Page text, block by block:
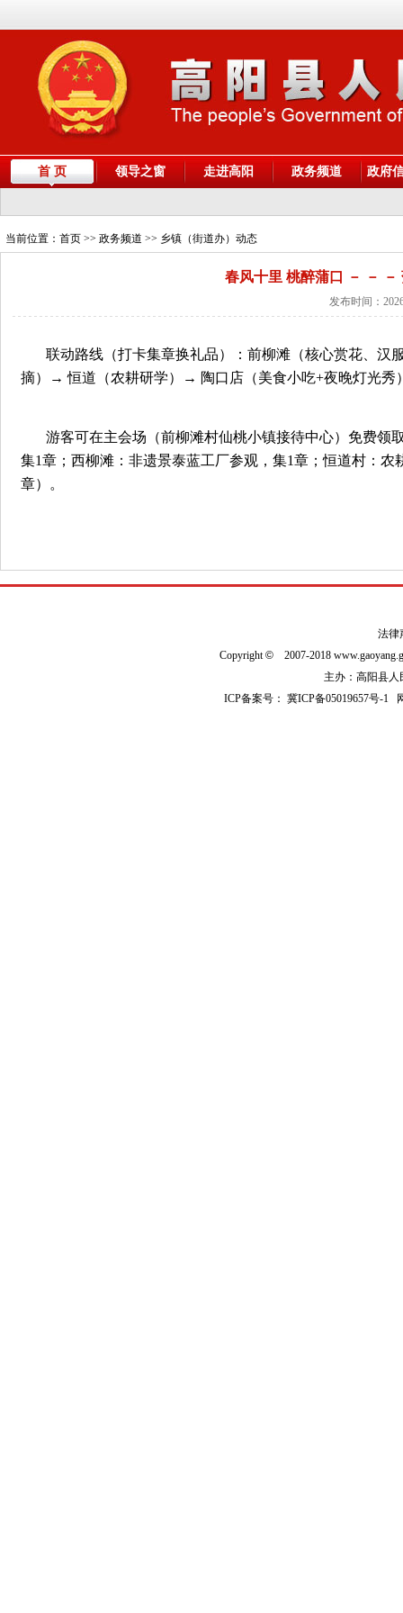
首 页 领导之窗 走进高阳 政务频道 政府
当前位置： 首页 >> 政务频道 >> 乡镇（街道办）动态
春风十里 桃醉蒲口 － －
发布时间：
联动路线（打卡集章换礼品）：前柳滩（核心赏花、
摘）→ 恒道（农耕研学）→ 陶口店（美食
游客可在主会场（前柳滩村仙桃小镇接待中心）免费领
集1章；西柳滩：非遗景泰蓝工厂参观，集1章；恒道村：
章）。
法律
Copyright© 2007-2018
主办：高阳县人
ICP备案号：冀ICP备05019657号-1